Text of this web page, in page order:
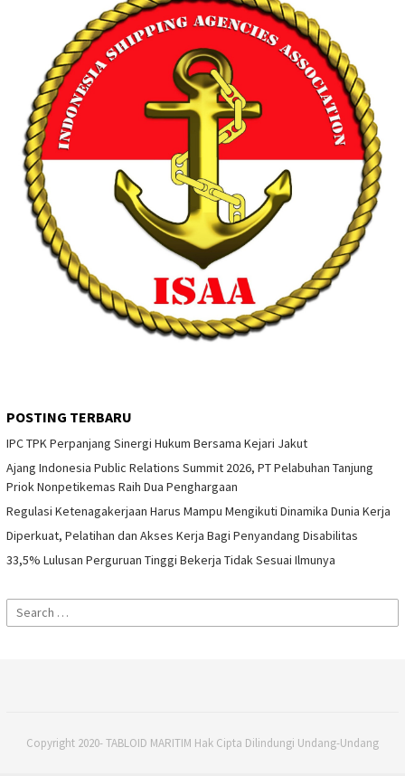
POSTING TERBARU
IPC TPK Perpanjang Sinergi Hukum Bersama Kejari Jakut
Ajang Indonesia Public Relations Summit 2026, PT Pelabuhan Tanjung
Priok Nonpetikemas Raih Dua Penghargaan
Regulasi Ketenagakerjaan Harus Mampu Mengikuti Dinamika Dunia Kerja
Diperkuat, Pelatihan dan Akses Kerja Bagi Penyandang Disabilitas
33,5% Lulusan Perguruan Tinggi Bekerja Tidak Sesuai Ilmunya
Search
for:
Copyright 2020- TABLOID MARITIM Hak Cipta Dilindungi Undang-Undang